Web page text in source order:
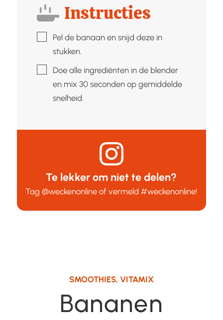
Instructies
▢Pel de banaan en snijd deze in
stukken.
▢Doe alle ingrediënten in de blender
en mix 30 seconden op gemiddelde
snelheid.
Te lekker om niet te delen?
Tag@weckenonline of vermeld#weckenonline!
SMOOTHIES, VITAMIX
Bananen